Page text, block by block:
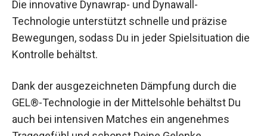
Die innovative Dynawrap- und Dynawall-
Technologie unterstützt schnelle und präzise
Bewegungen, sodass Du in jeder Spielsituation
die Kontrolle behältst.
Dank der ausgezeichneten Dämpfung durch die
GEL®-Technologie in der Mittelsohle behältst Du
auch bei intensiven Matches ein angenehmes